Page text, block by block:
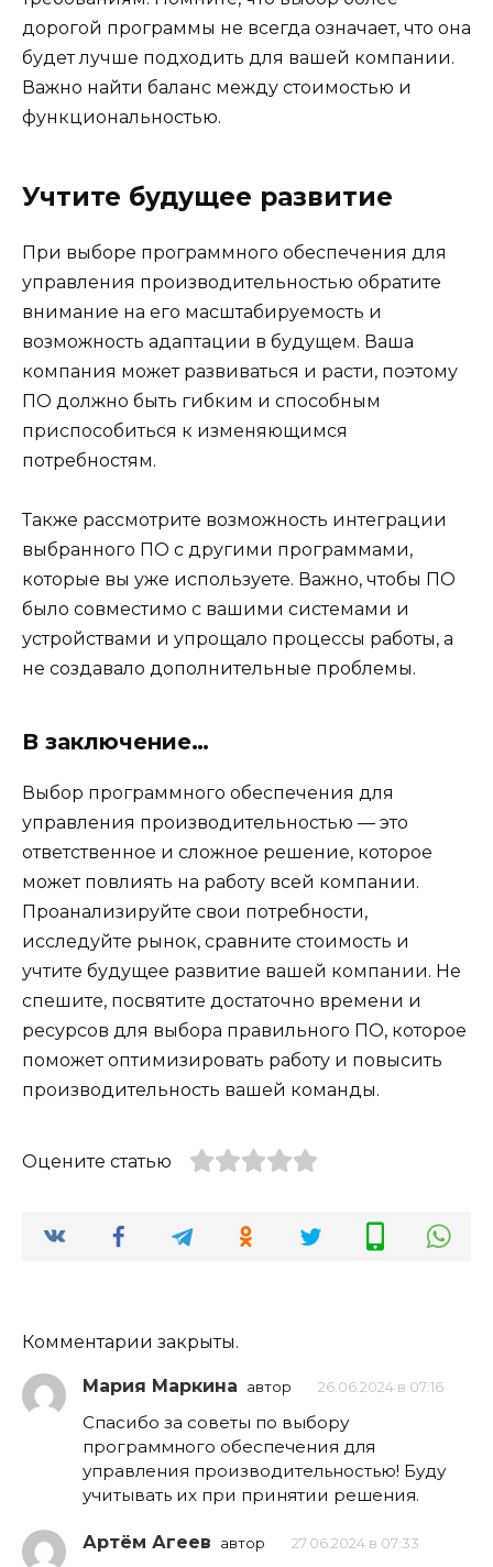
дорогой программы не всегда означает, что она
будет лучше подходить для вашей компании.
Важно найти баланс между стоимостью и
функциональностью.
Учтите будущее развитие
При выборе программного обеспечения для
управления производительностью обратите
внимание на его масштабируемость и
возможность адаптации в будущем. Ваша
компания может развиваться и расти, поэтому
ПО должно быть гибким и способным
приспособиться к изменяющимся
потребностям.
Также рассмотрите возможность интеграции
выбранного ПО с другими программами,
которые вы уже используете. Важно, чтобы ПО
было совместимо с вашими системами и
устройствами и упрощало процессы работы, а
не создавало дополнительные проблемы.
В заключение…
Выбор программного обеспечения для
управления производительностью — это
ответственное и сложное решение, которое
может повлиять на работу всей компании.
Проанализируйте свои потребности,
исследуйте рынок, сравните стоимость и
учтите будущее развитие вашей компании. Не
спешите, посвятите достаточно времени и
ресурсов для выбора правильного ПО, которое
поможет оптимизировать работу и повысить
производительность вашей команды.
Оцените статью
Комментарии закрыты.
Мария Маркина автор 26.06.2024 в 07:16
Спасибо за советы по выбору
программного обеспечения для
управления производительностью! Буду
учитывать их при принятии решения.
Артём Агеев автор 27.06.2024 в 07:33